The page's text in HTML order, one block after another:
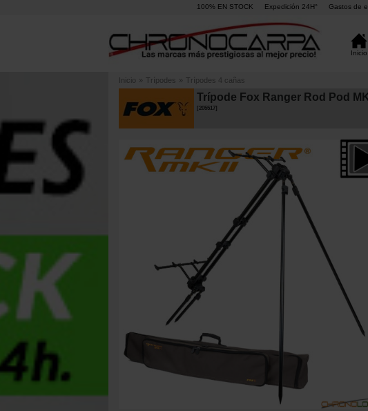
100% EN STOCK Expedición 24H° Gastos de
Inicio
Inicio » Trípodes » Trípodes 4 cañas
Trípode Fox Ranger Rod Pod
205517]